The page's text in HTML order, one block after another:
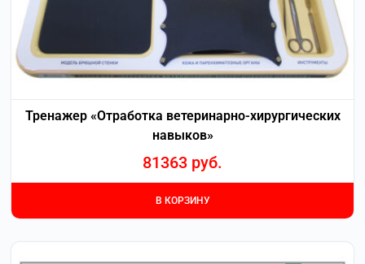
Тренажер «Отработка ветеринарно-хирургических
навыков»
81363 руб.
В КОРЗИНУ